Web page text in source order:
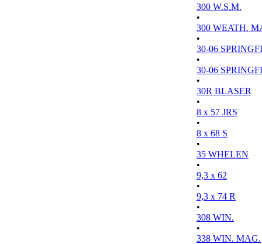
300 W.S.M.
•
300 WEATH.
•
30-06
•
30-06
•
30R BLASER
•
8 x 57 JRS
•
8 x 68 S
•
35 WHELEN
•
9,3 x 62
•
9,3 x 74 R
•
308 WIN.
•
338 WIN. MAG.